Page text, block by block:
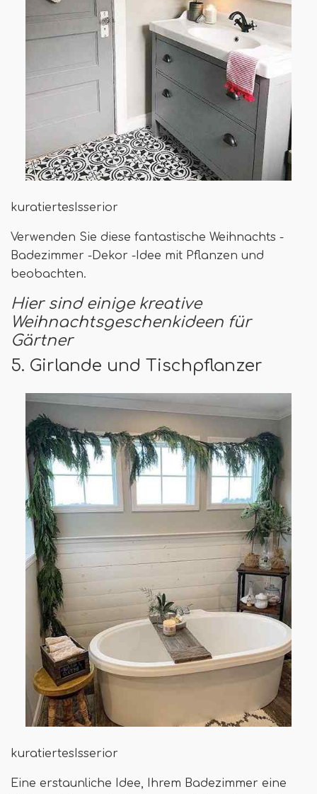
kuratiertesIsserior
Verwenden Sie diese fantastische Weihnachts -
Badezimmer -Dekor -Idee mit Pflanzen und
beobachten.
Hier sind einige kreative
Weihnachtsgeschenkideen für
Gärtner
5. Girlande und Tischpflanzer
kuratiertesIsserior
Eine erstaunliche Idee, Ihrem Badezimmer eine